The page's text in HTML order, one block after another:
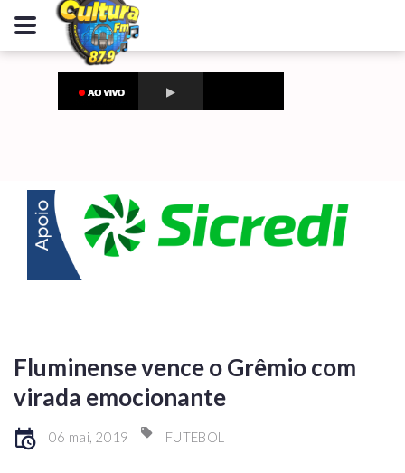
Fluminense vence o Grêmio com
virada emocionante
06 mai, 2019 FUTEBOL